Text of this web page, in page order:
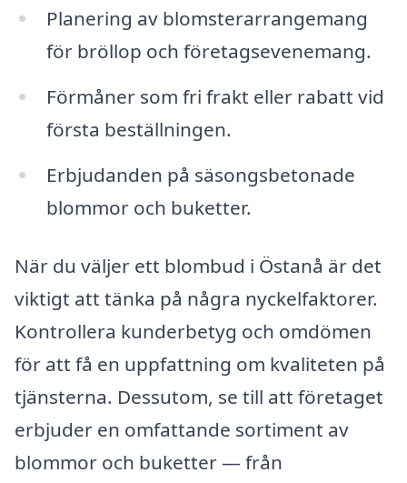
Planering av blomsterarrangemang
för bröllop och företagsevenemang.
Förmåner som fri frakt eller rabatt vid
första beställningen.
Erbjudanden på säsongsbetonade
blommor och buketter.
När du väljer ett blombud i Östanå är det
viktigt att tänka på några nyckelfaktorer.
Kontrollera kunderbetyg och omdömen
för att få en uppfattning om kvaliteten på
tjänsterna. Dessutom, se till att företaget
erbjuder en omfattande sortiment av
blommor och buketter — från